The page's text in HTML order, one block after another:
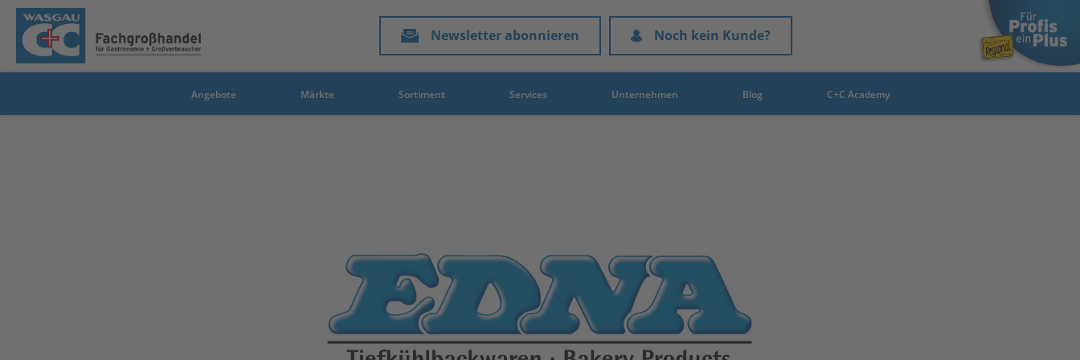
Newsletter abonnieren Noch kein Kunde?
Angebote Märkte Sortiment Services Unternehmen Blog C+C Academy